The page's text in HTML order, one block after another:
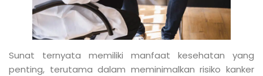
Sunat ternyata memiliki manfaat kesehatan yang
penting, terutama dalam meminimalkan risiko kanker